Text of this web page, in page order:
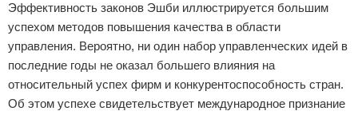
Эффективность законов Эшби иллюстрируется большим
успехом методов повышения качества в области
управления. Вероятно, ни один набор управленческих идей в
последние годы не оказал большего влияния на
относительный успех фирм и конкурентоспособность стран.
Об этом успехе свидетельствует международное признание